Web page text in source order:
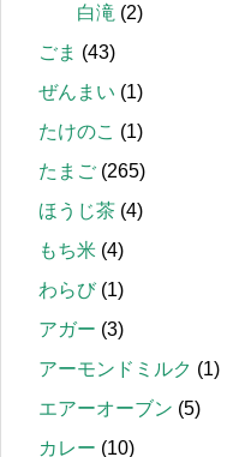
白滝 (2)
ごま (43)
ぜんまい (1)
たけのこ (1)
たまご (265)
ほうじ茶 (4)
もち米 (4)
わらび(1)
アガー (3)
アーモンドミルク (1)
エアーオーブン (5)
カレー (10)